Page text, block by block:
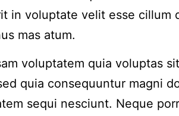
in voluptate velit esse cillum
mas atum.
voluptatem quia voluptas
quia consequuntur magni
sequi nesciunt. Neque